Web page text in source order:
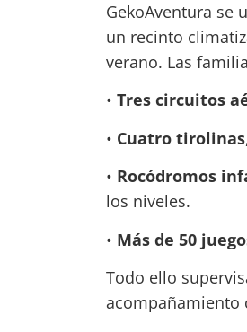
GekoAventura se
un recinto
verano. Las
• Tres circuitos
• Cuatro tirolinas
• Rocódromos
los niveles.
• Más de 50
Todo ello
acompañamiento